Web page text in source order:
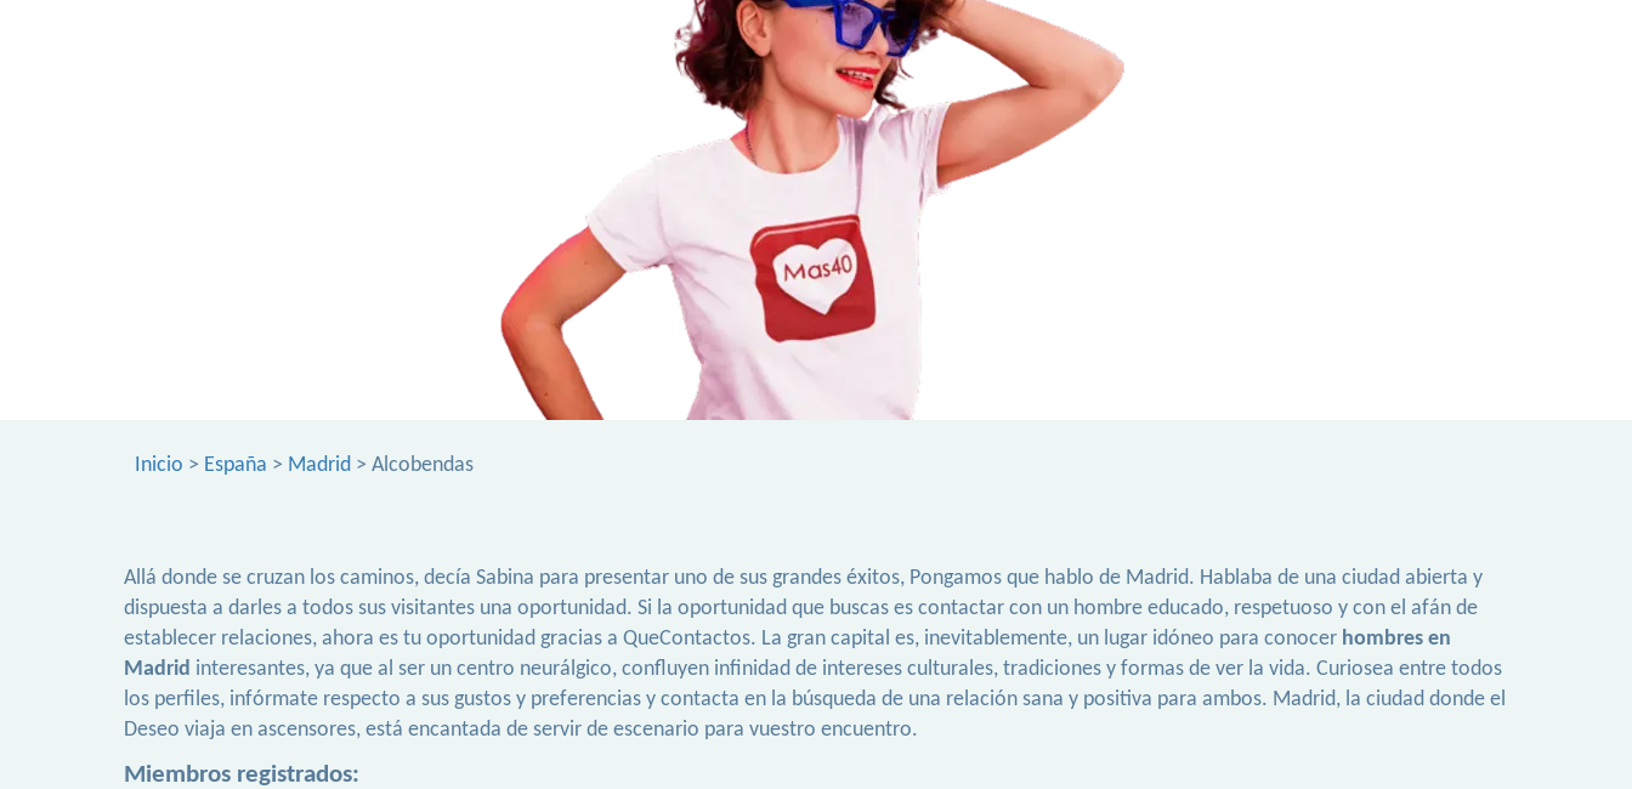
Inicio > España > Madrid > Alcobendas
Allá donde se cruzan los caminos, decía Sabina para presentar uno de sus grandes éxitos, Pongamos que hablo de Madrid. Hablaba de una ciudad abierta y
dispuesta a darles a todos sus visitantes una oportunidad. Si la oportunidad que buscas es contactar con un hombre educado, respetuoso y con el afán de
establecer relaciones, ahora es tu oportunidad gracias a QueContactos. La gran capital es, inevitablemente, un lugar idóneo para conocer hombres en
Madrid interesantes, ya que al ser un centro neurálgico, confluyen infinidad de intereses culturales, tradiciones y formas de ver la vida. Curiosea entre todos
los perfiles, infórmate respecto a sus gustos y preferencias y contacta en la búsqueda de una relación sana y positiva para ambos. Madrid, la ciudad donde el
Deseo viaja en ascensores, está encantada de servir de escenario para vuestro encuentro.
Miembros registrados: